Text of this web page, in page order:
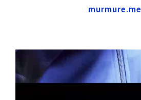
murmure.me